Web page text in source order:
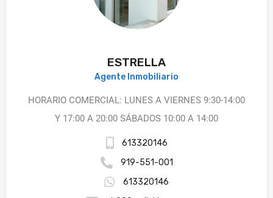
ESTRELLA
Agente Inmobiliario
HORARIO COMERCIAL: LUNES A VIERNES 9:30-14:00
Y 17:00 A 20:00 SÁBADOS 10:00 A 14:00
613320146
919-551-001
613320146